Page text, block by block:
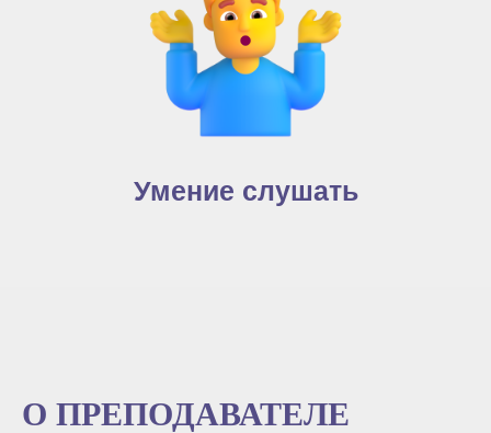
Умение слушать
О ПРЕПОДАВАТЕЛЕ